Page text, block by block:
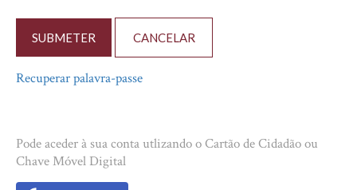
SUBMETER
Recuperar palavra-passe
Pode aceder à sua conta utlizando o Cartão de Cidadão ou
Chave Móvel Digital